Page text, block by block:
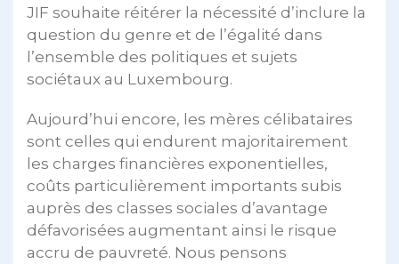
JIF souhaite réitérer la nécessité d’inclure la
question du genre et de l’égalité dans
l’ensemble des politiques et sujets
sociétaux au Luxembourg.
Aujourd’hui encore, les mères célibataires
sont celles qui endurent majoritairement
les charges financières exponentielles,
coûts particulièrement importants subis
auprès des classes sociales d’avantage
défavorisées augmentant ainsi le risque
accru de pauvreté. Nous pensons